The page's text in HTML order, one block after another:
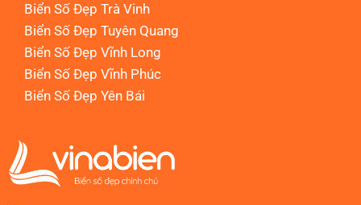
Biển Số Đẹp Trà Vinh
Biển Số Đẹp Tuyên Quang
Biển Số Đẹp Vĩnh Long
Biển Số Đẹp Vĩnh Phúc
Biển Số Đẹp Yên Bái